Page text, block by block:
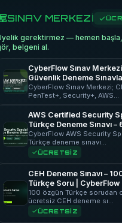
SINAV MERKEZİ
gerektirmez — hemen
belgeni al.
CyberFlow Sınav
Güvenlik Deneme
CyberFlow Sınav Merkezi;
PenTest+, Security+, AWS…
AWS Certified Security
Türkçe Deneme Sınavı –
| CyberFlow
CyberFlow AWS Security
Türkçe deneme sınavı…
ÜCRETSİZ
CEH Deneme Sınavı –
Türkçe Soru | CyberFlow
100 özgün Türkçe sorudan
ücretsiz CEH deneme sı…
ÜCRETSİZ